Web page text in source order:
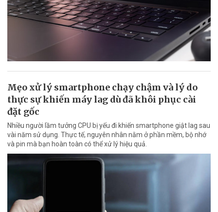
Mẹo xử lý smartphone chạy chậm và lý do
thực sự khiến máy lag dù đã khôi phục cài
đặt gốc
Nhiều người lầm tưởng CPU bị yếu đi khiến smartphone giật lag sau
vài năm sử dụng. Thực tế, nguyên nhân nằm ở phần mềm, bộ nhớ
và pin mà bạn hoàn toàn có thể xử lý hiệu quả.